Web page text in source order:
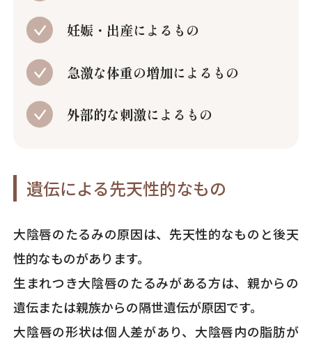
妊娠・出産によるもの
急激な体重の増加によるもの
外部的な刺激によるもの
遺伝による先天性的なもの
大陰唇のたるみの原因は、先天性的なものと後天
性的なものがあります。
生まれつき大陰唇のたるみがある方は、親からの
遺伝または親族からの隔世遺伝が原因です。
大陰唇の形状は個人差があり、大陰唇内の脂肪が